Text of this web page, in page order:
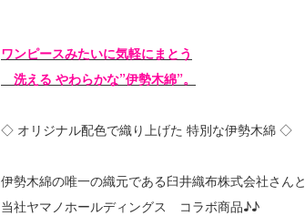
ワンピースみたいに気軽にまとう
洗える やわらかな”伊勢木綿”。
◇ オリジナル配色で織り上げた 特別な伊勢木綿 ◇
伊勢木綿の唯一の織元である臼井織布株式会社さんと
当社ヤマノホールディングス コラボ商品♪♪